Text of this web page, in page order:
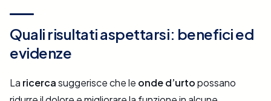
Quali risultati aspettarsi: benefici ed
evidenze
La ricercasuggerisce che le onde d’urtopossano